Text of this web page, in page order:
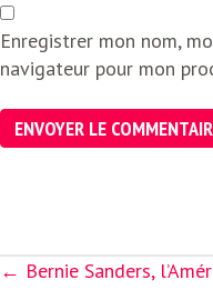
Enregistrer mon nom,
navigateur pour mon
Posts
← Bernie Sanders,